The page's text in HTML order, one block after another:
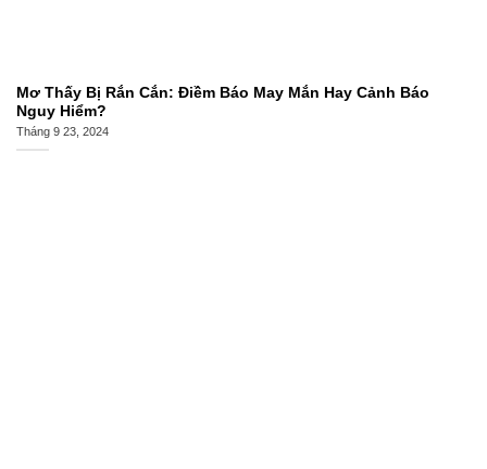
Mơ Thấy Bị Rắn Cắn: Điềm Báo May Mắn Hay Cảnh Báo
Nguy Hiểm?
Tháng 9 23, 2024